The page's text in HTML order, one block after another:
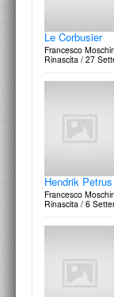
Francesco
Dietlikon, Canton
Domus, n.642,
Carlo Aymonino
Francesco
Domus, n.637,
Le Corbusier
Francesco
Rinascita / 27
Hendrik
Francesco
Rinascita / 6